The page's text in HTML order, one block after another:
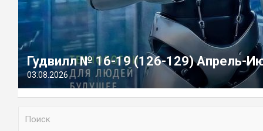
Гудвилл № 16-19 (126-129) Апрель-
03.08.2026